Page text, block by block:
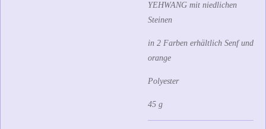
YEHWANG mit niedlichen
Steinen
in 2 Farben erhältlich Senf und
orange
Polyester
45 g